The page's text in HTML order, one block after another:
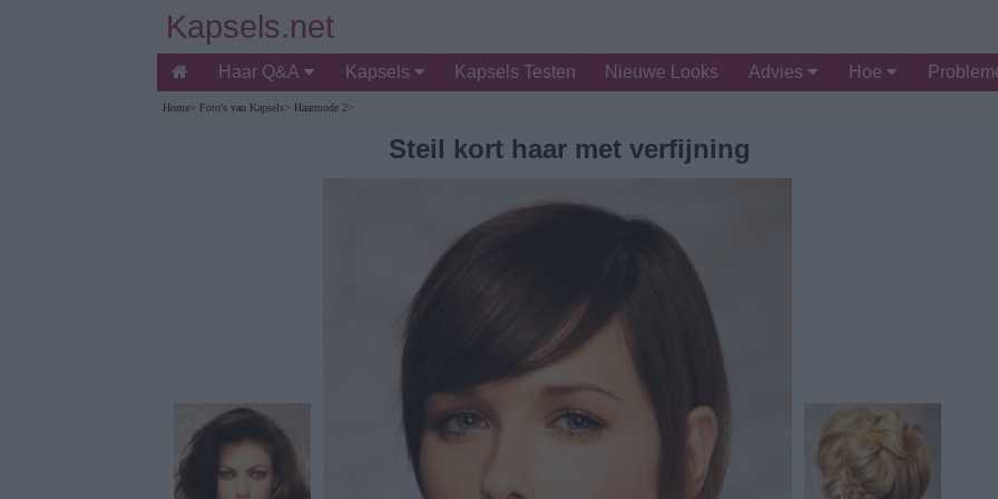
Kapsels.net
Haar Q&A Kapsels Kapsels Testen Nieuwe Looks Advies Hoe
Home> Foto's van Kapsels> Haarmode 2>
Steil kort haar met verfijning